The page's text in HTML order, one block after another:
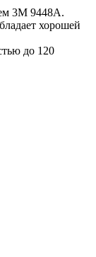
3M 9448A.
хорошей
до 120